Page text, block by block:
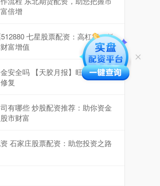
倍增
七星股票配资：高杠杆，低
富增值
安全吗 【天胶月报】旺季来临 胶
复
有哪些 炒股配资推荐：助你资金
市财富
石家庄股票配资：助您投资之路